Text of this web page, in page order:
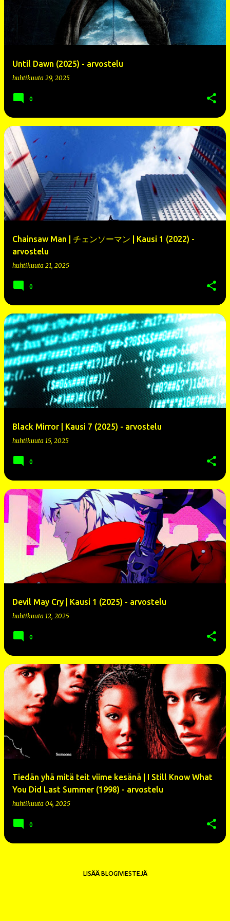
Until Dawn (2025) - arvostelu
huhtikuuta 29, 2025
0
Chainsaw Man | チェンソーマン | Kausi 1 (2022) -
arvostelu
huhtikuuta 21, 2025
0
Black Mirror | Kausi 7 (2025) - arvostelu
huhtikuuta 15, 2025
0
Devil May Cry | Kausi 1 (2025) - arvostelu
huhtikuuta 12, 2025
0
Tiedän yhä mitä teit viime kesänä | I Still Know What
You Did Last Summer (1998) - arvostelu
huhtikuuta 04, 2025
0
LISÄÄ BLOGIVIESTEJÄ